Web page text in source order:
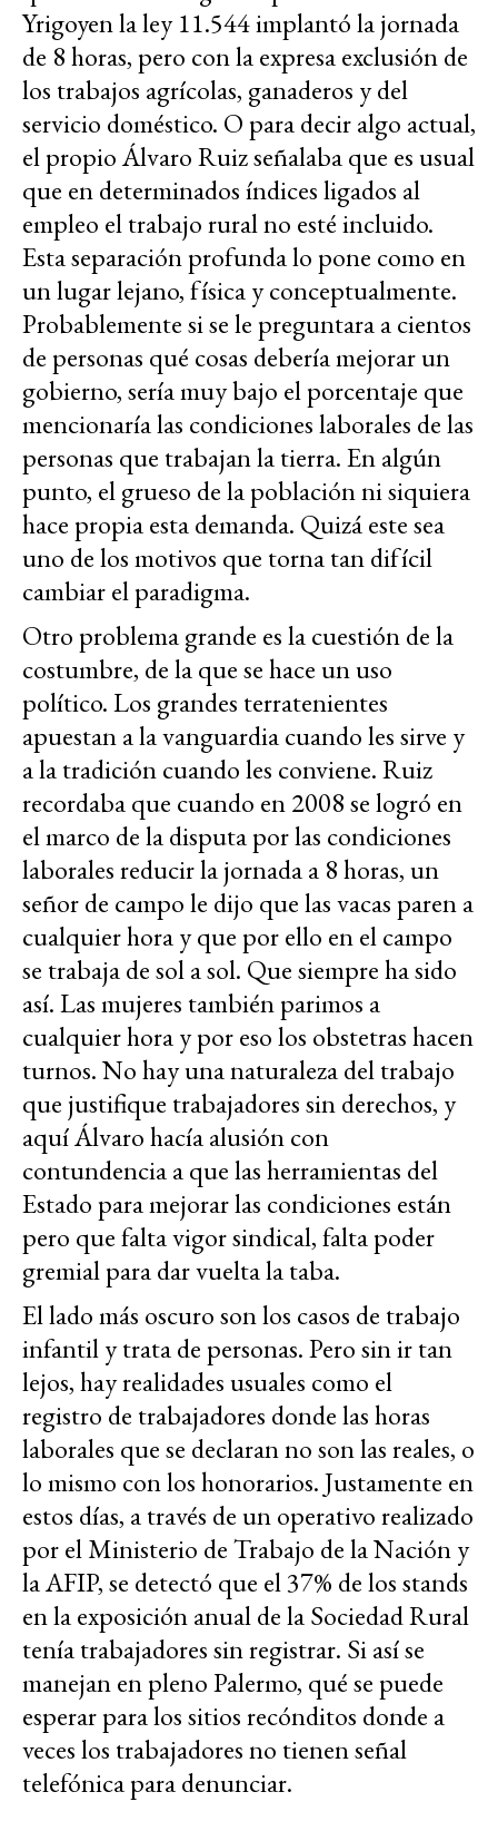
Yrigoyen la ley 11.544 implantó la jornada
de 8 horas, pero con la expresa exclusión de
los trabajos agrícolas, ganaderos y del
servicio doméstico. O para decir algo actual,
el propio Álvaro Ruiz señalaba que es usual
que en determinados índices ligados al
empleo el trabajo rural no esté incluido.
Esta separación profunda lo pone como en
un lugar lejano, física y conceptualmente.
Probablemente si se le preguntara a cientos
de personas qué cosas debería mejorar un
gobierno, sería muy bajo el porcentaje que
mencionaría las condiciones laborales de las
personas que trabajan la tierra. En algún
punto, el grueso de la población ni siquiera
hace propia esta demanda. Quizá este sea
uno de los motivos que torna tan difícil
cambiar el paradigma.
Otro problema grande es la cuestión de la
costumbre, de la que se hace un uso
político. Los grandes terratenientes
apuestan a la vanguardia cuando les sirve y
a la tradición cuando les conviene. Ruiz
recordaba que cuando en 2008 se logró en
el marco de la disputa por las condiciones
laborales reducir la jornada a 8 horas, un
señor de campo le dijo que las vacas paren a
cualquier hora y que por ello en el campo
se trabaja de sol a sol. Que siempre ha sido
así. Las mujeres también parimos a
cualquier hora y por eso los obstetras hacen
turnos. No hay una naturaleza del trabajo
que justifique trabajadores sin derechos, y
aquí Álvaro hacía alusión con
contundencia a que las herramientas del
Estado para mejorar las condiciones están
pero que falta vigor sindical, falta poder
gremial para dar vuelta la taba.
El lado más oscuro son los casos de trabajo
infantil y trata de personas. Pero sin ir tan
lejos, hay realidades usuales como el
registro de trabajadores donde las horas
laborales que se declaran no son las reales, o
lo mismo con los honorarios. Justamente en
estos días, a través de un operativo realizado
por el Ministerio de Trabajo de la Nación y
la AFIP, se detectó que el 37% de los stands
en la exposición anual de la Sociedad Rural
tenía trabajadores sin registrar. Si así se
manejan en pleno Palermo, qué se puede
esperar para los sitios recónditos donde a
veces los trabajadores no tienen señal
telefónica para denunciar.